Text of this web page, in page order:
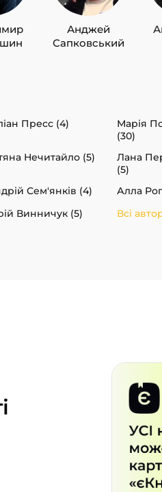
Анджей
Сапковський
Пресс (4)
Марія
(30)
Нечитайло (5)
Лана
(5)
Сем'янків (4)
Алла
Винничук (5)
Всі